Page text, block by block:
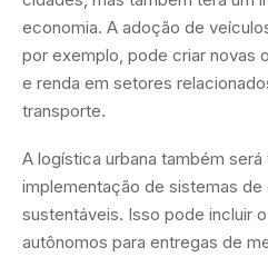
economia. A adoção de
por exemplo, pode criar novas
e renda em setores
transporte.
A logística urbana também
implementação de sistemas
sustentáveis. Isso pode incluir
autônomos para entregas de